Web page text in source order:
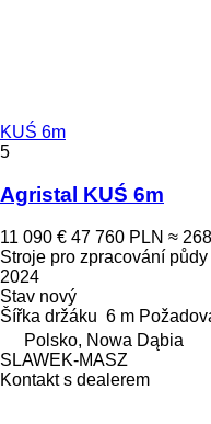
KUŚ 6m
5
Agristal KUŚ 6m
11 090 € 47 760 PLN ≈
Stroje pro zpracování
2024
Stav nový
Šířka držáku 6 m
Polsko, Nowa Dąbia
SLAWEK-MASZ
Kontakt s dealerem